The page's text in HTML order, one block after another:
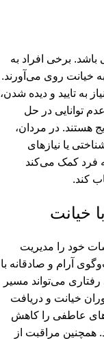
برخی افراد به
خیانت روی می‌آورند.
به تایید و دیده شدن،
توانایی در حل
هستند. در مردان،
یا نیازهای
فرد کمک می‌کند
کند.
خیانت
خود را مدیریت
آرام و صادقانه با
می‌تواند مسیر
خیانت و دریافت
عاطفی را کاهش
همچنین مراقبت از